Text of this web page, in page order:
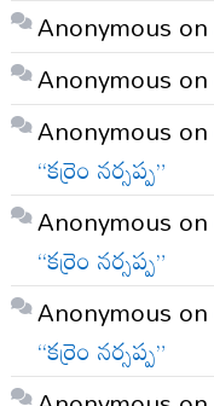
Anonymous on
Anonymous on
Anonymous on
“కర్రెం నర్సప్ప”
Anonymous on
“కర్రెం నర్సప్ప”
Anonymous on
“కర్రెం నర్సప్ప”